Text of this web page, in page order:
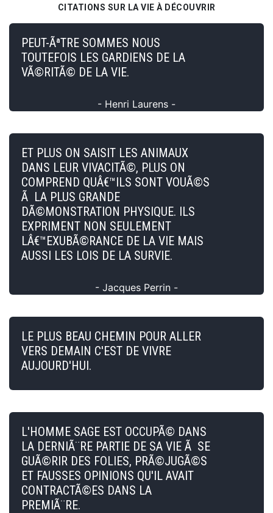
CITATIONS SUR LA VIE À DÉCOUVRIR
PEUT-ÃªTRE SOMMES NOUS
TOUTEFOIS LES GARDIENS DE LA
VÃ©RITÃ© DE LA VIE.
- Henri Laurens -
ET PLUS ON SAISIT LES ANIMAUX
DANS LEUR VIVACITÃ©, PLUS ON
COMPREND QUÂ€™ILS SONT VOUÃ©S
Ã LA PLUS GRANDE
DÃ©MONSTRATION PHYSIQUE. ILS
EXPRIMENT NON SEULEMENT
LÂ€™EXUBÃ©RANCE DE LA VIE MAIS
AUSSI LES LOIS DE LA SURVIE.
- Jacques Perrin -
LE PLUS BEAU CHEMIN POUR ALLER
VERS DEMAIN C'EST DE VIVRE
AUJOURD'HUI.
L'HOMME SAGE EST OCCUPÃ© DANS
LA DERNIÃ¨RE PARTIE DE SA VIE Ã SE
GUÃ©RIR DES FOLIES, PRÃ©JUGÃ©S
ET FAUSSES OPINIONS QU'IL AVAIT
CONTRACTÃ©ES DANS LA
PREMIÃ¨RE.